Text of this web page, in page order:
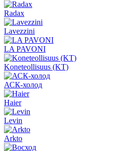
Radax
Lavezzini
LA PAVONI
Koneteollisuus (KT)
АСК-холод
Haier
Levin
Arkto